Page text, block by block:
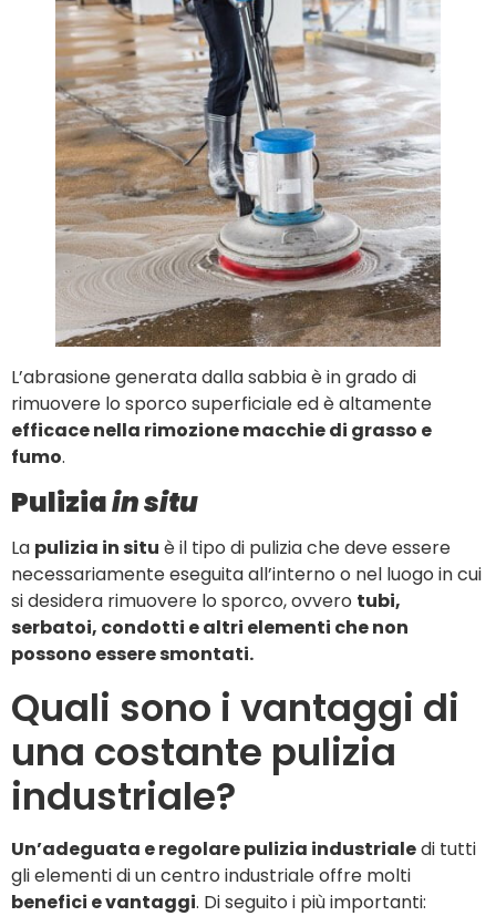
L’abrasione generata dalla sabbia è in grado di
rimuovere lo sporco superficiale ed è altamente
efficace nella rimozione macchie di grasso e
fumo.
Puliziain situ
La pulizia in situ è il tipo di pulizia che deve essere
necessariamente eseguita all’interno o nel luogo in cui
si desidera rimuovere lo sporco, ovvero tubi,
serbatoi, condotti e altri elementi che non
possono essere smontati.
Quali sono i vantaggi di
una costante pulizia
industriale?
Un’adeguata e regolare pulizia industrialedi tutti
gli elementi di un centro industriale offre molti
benefici e vantaggi. Di seguito i più importanti: